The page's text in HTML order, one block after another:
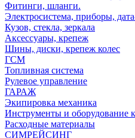
Фитинги, шланги.
Электросистема, приборы,
Кузов, стекла, зеркала
Аксессуары, крепеж
Шины, диски, крепеж колес
ГСМ
Топливная система
Рулевое управление
ГАРАЖ
Экипировка механика
Инструменты и оборудование
Расходные материалы
СИМРЕЙСИНГ